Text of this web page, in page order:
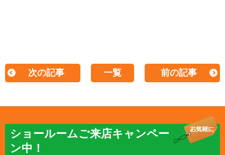
次の記事 一覧 前の記事
ショールームご来店キャンペー
ン中！